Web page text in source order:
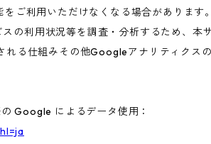
ご利用いただけなくなる場合があります。
の利用状況等を調査・分析するため、
る仕組みその他Googleアナリティクス
Google によるデータ使用：